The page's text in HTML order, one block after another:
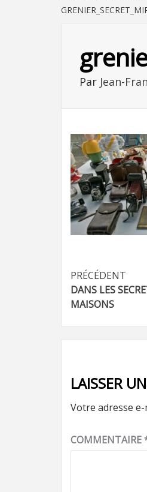
Par Jean-
d’article
PRÉCÉDENT
DANS LES
MAISONS
LAISSER
Votre adresse
COMMENTAIRE